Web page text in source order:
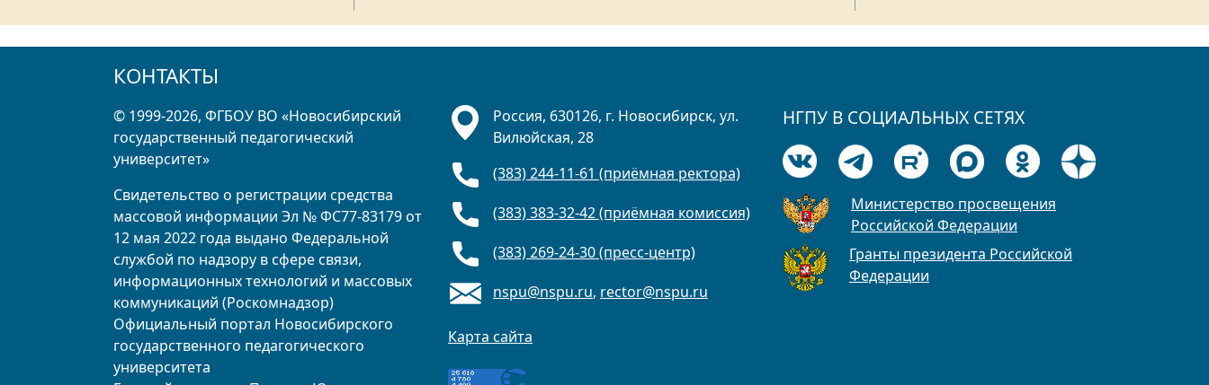
КОНТАКТЫ
© 1999-2026, ФГБОУ ВО «Новосибирский
государственный педагогический
университет»
Свидетельство о регистрации средства
массовой информации Эл № ФС77-83179 от
12 мая 2022 года выдано Федеральной
службой по надзору в сфере связи,
информационных технологий и массовых
коммуникаций (Роскомнадзор)
Официальный портал Новосибирского
государственного педагогического
университета
Россия, 630126, г. Новосибирск, ул.
Вилюйская, 28
(383) 244-11-61 (приёмная ректора)
(383) 383-32-42 (приёмная комиссия)
(383) 269-24-30 (пресс-центр)
nspu@nspu.ru, rector@nspu.ru
Карта сайта
НГПУ В СОЦИАЛЬНЫХ СЕТЯХ
Министерство просвещения
Российской Федерации
Гранты президента Российской
Федерации